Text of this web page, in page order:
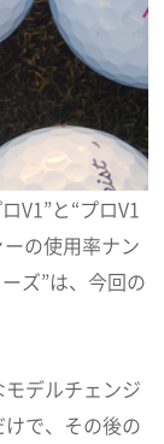
V1”と“プロV1
の使用率ナン
ズ”は、今回の
デルチェンジ
で、その後の